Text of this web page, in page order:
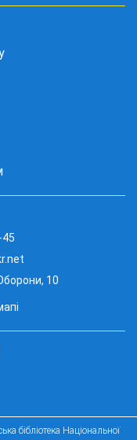
10
бібліотека Національної